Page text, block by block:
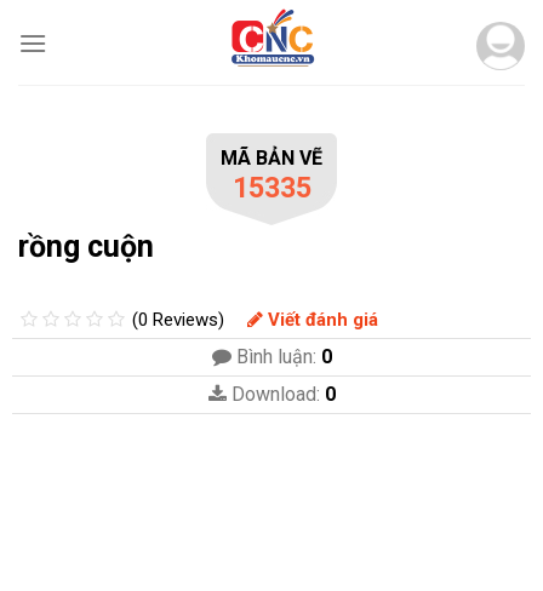
MÃ BẢN VẼ
15335
rồng cuộn
(0 Reviews) Viết đánh giá
Bình luận: 0
Download: 0